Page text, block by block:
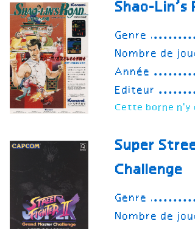
Shao-Lin’s
Genre
Nombre de
Année
Editeur
Cette borne n'y
Super
Challenge
Genre
Nombre de